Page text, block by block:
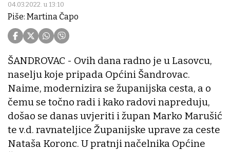
04.03.2022. u 13:10
Piše: Martina Čapo
ŠANDROVAC - Ovih dana radno je u Lasovcu,
naselju koje pripada Općini Šandrovac.
Naime, modernizira se županijska cesta, a o
čemu se točno radi i kako radovi napreduju,
došao se danas uvjeriti i župan Marko Marušić
te v.d. ravnateljice Županijske uprave za ceste
Nataša Koronc. U pratnji načelnika Općine